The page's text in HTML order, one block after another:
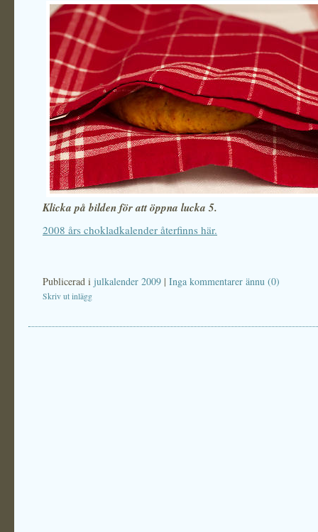
Klicka på bilden för att öppna lucka 5.
2008 års chokladkalender återfinns här.
Publicerad i julkalender 2009 | Inga kommentarer ännu (0)
Skriv ut inlägg